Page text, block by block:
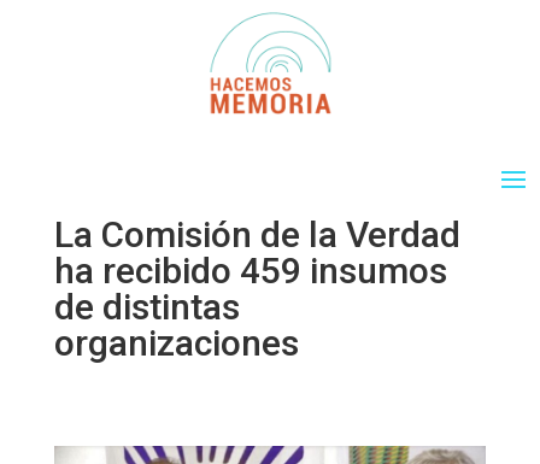
La Comisión de la Verdad
ha recibido 459 insumos
de distintas
organizaciones